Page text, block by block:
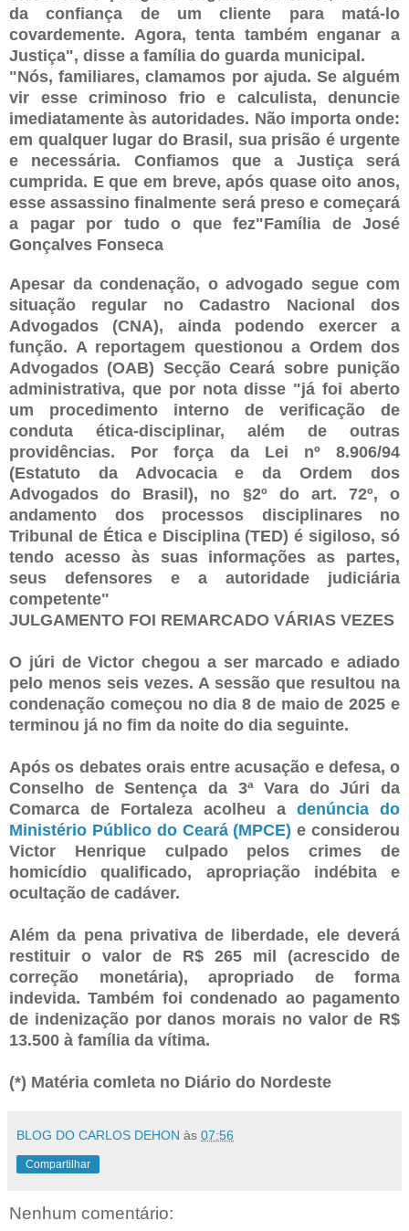
da confiança de um cliente para matá-lo
covardemente. Agora, tenta também enganar a
Justiça", disse a família do guarda municipal.
"Nós, familiares, clamamos por ajuda. Se alguém
vir esse criminoso frio e calculista, denuncie
imediatamente às autoridades. Não importa onde:
em qualquer lugar do Brasil, sua prisão é urgente
e necessária. Confiamos que a Justiça será
cumprida. E que em breve, após quase oito anos,
esse assassino finalmente será preso e começará
a pagar por tudo o que fez"Família de José
Gonçalves Fonseca
Apesar da condenação, o advogado segue com
situação regular no Cadastro Nacional dos
Advogados (CNA), ainda podendo exercer a
função. A reportagem questionou a Ordem dos
Advogados (OAB) Secção Ceará sobre punição
administrativa, que por nota disse "já foi aberto
um procedimento interno de verificação de
conduta ética-disciplinar, além de outras
providências. Por força da Lei nº 8.906/94
(Estatuto da Advocacia e da Ordem dos
Advogados do Brasil), no §2º do art. 72º, o
andamento dos processos disciplinares no
Tribunal de Ética e Disciplina (TED) é sigiloso, só
tendo acesso às suas informações as partes,
seus defensores e a autoridade judiciária
competente"
JULGAMENTO FOI REMARCADO VÁRIAS VEZES
O júri de Victor chegou a ser marcado e adiado
pelo menos seis vezes. A sessão que resultou na
condenação começou no dia 8 de maio de 2025 e
terminou já no fim da noite do dia seguinte.
Após os debates orais entre acusação e defesa, o
Conselho de Sentença da 3ª Vara do Júri da
Comarca de Fortaleza acolheu a denúncia do
Ministério Público do Ceará (MPCE)e considerou
Victor Henrique culpado pelos crimes de
homicídio qualificado, apropriação indébita e
ocultação de cadáver.
Além da pena privativa de liberdade, ele deverá
restituir o valor de R$ 265 mil (acrescido de
correção monetária), apropriado de forma
indevida. Também foi condenado ao pagamento
de indenização por danos morais no valor de R$
13.500 à família da vítima.
(*) Matéria comleta no Diário do Nordeste
BLOG DO CARLOS DEHON às 07:56
Compartilhar
Nenhum comentário: